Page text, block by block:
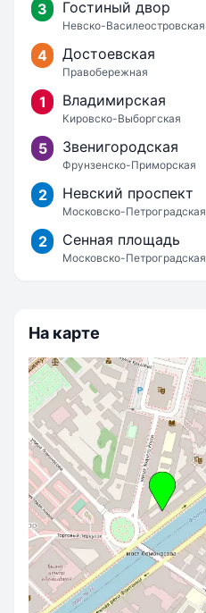
3 Гостиный двор
Невско-Василеостровская
4 Достоевская
Правобережная
1 Владимирская
Кировско-Выборгская
5 Звенигородская
Фрунзенско-Приморская
2 Невский проспект
Московско-Петроградская
2 Сенная площадь
Московско-Петроградская
На карте